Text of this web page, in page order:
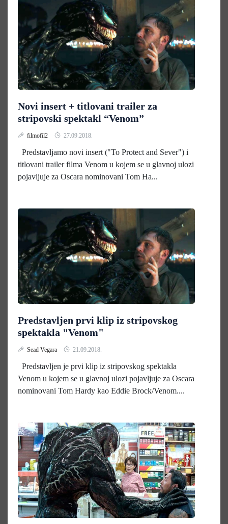
Novi insert + titlovani trailer za
stripovski spektakl “Venom”
filmofil2 27.09.2018.
Predstavljamo novi insert ("To Protect and Sever") i
titlovani trailer filma Venom u kojem se u glavnoj ulozi
pojavljuje za Oscara nominovani Tom Ha...
Predstavljen prvi klip iz stripovskog
spektakla "Venom"
Sead Vegara 21.09.2018.
Predstavljen je prvi klip iz stripovskog spektakla
Venom u kojem se u glavnoj ulozi pojavljuje za Oscara
nominovani Tom Hardy kao Eddie Brock/Venom....